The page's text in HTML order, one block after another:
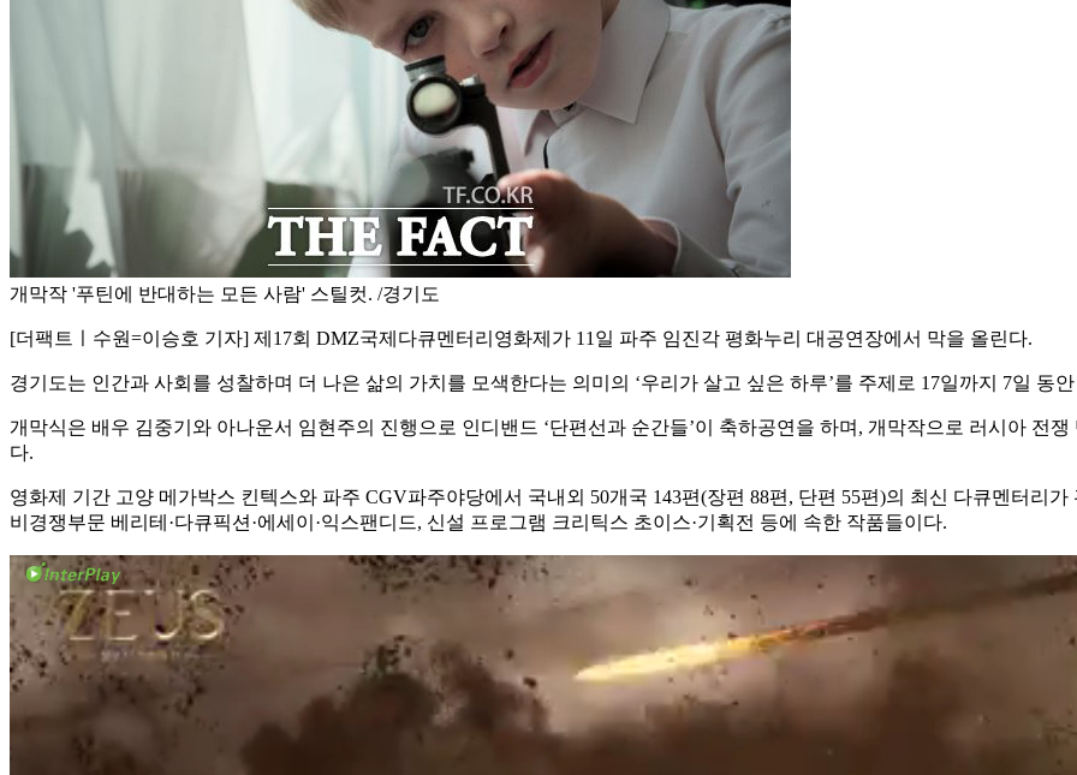
개막작 '푸틴에 반대하는 모든 사람' 스틸컷. /경기도
[더팩트ㅣ수원=이승호 기자] 제17회 DMZ국제다큐멘터리영화제가 11일 파주 임진각 평화누리 대공연장에서 막을 올린다.
경기도는 인간과 사회를 성찰하며 더 나은 삶의 가치를 모색한다는 의미의 ‘우리가 살고 싶은 하루’를 주제로 17일까지 7일 동
개막식은 배우 김중기와 아나운서 임현주의 진행으로 인디밴드 ‘단편선과 순간들’이 축하공연을 하며, 개막작으로 러시아 전
다.
영화제 기간 고양 메가박스 킨텍스와 파주 CGV파주야당에서 국내외 50개국 143편(장편 88편, 단편 55편)의 최신 다큐멘터리
비경쟁부문 베리테·다큐픽션·에세이·익스팬디드, 신설 프로그램 크리틱스 초이스·기획전 등에 속한 작품들이다.